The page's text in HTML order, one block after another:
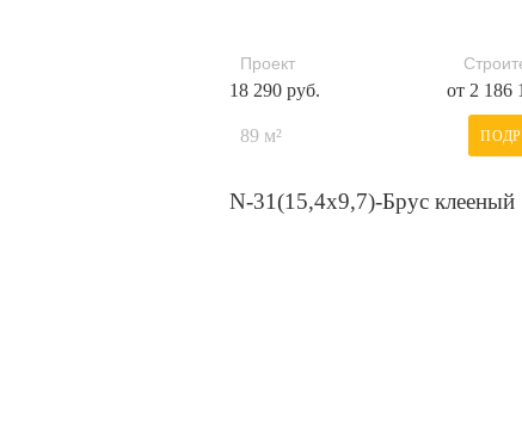
Проект
18 290 руб. от 2 186
89 м²
N-31(15,4х9,7)-Брус клееный